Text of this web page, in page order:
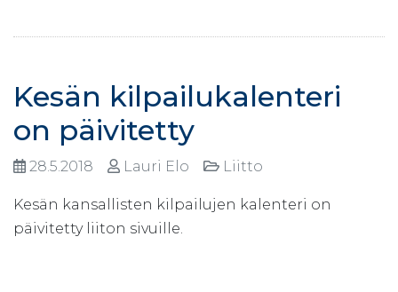
Kesän kilpailukalenteri
on päivitetty
28.5.2018 Lauri Elo Liitto
Kesän kansallisten kilpailujen kalenteri on
päivitetty liiton sivuille.